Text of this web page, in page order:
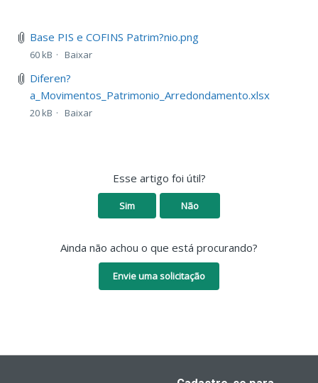
Base PIS e COFINS Patrim?nio.png
60 kB Baixar
Diferen?
a_Movimentos_Patrimonio_Arredondamento.xlsx
20 kB Baixar
Esse artigo foi útil?
Sim Não
Ainda não achou o que está procurando?
Envie uma solicitação